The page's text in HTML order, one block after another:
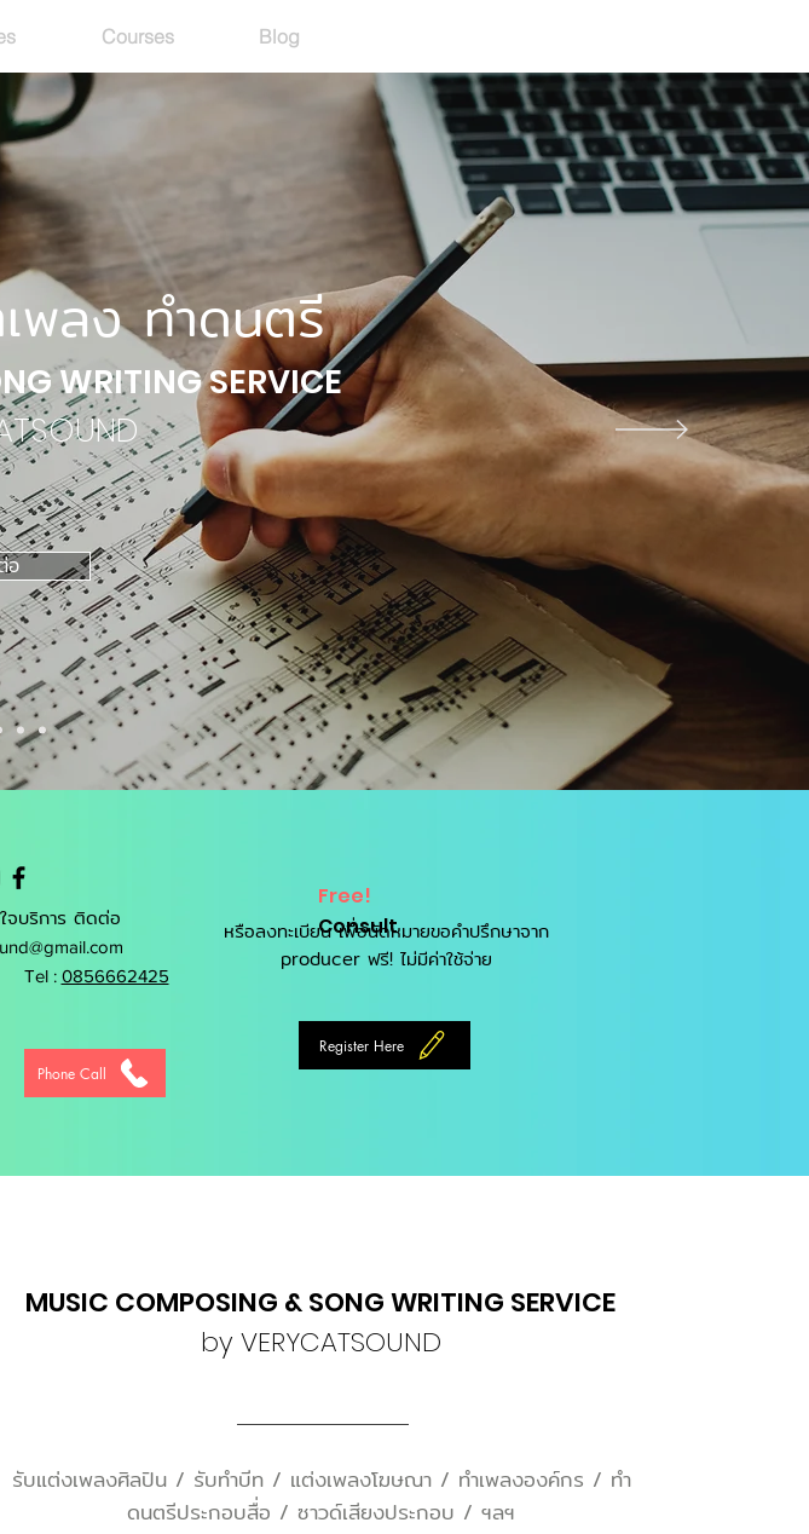
Courses Blog
พลง ทำดนตรี
WRITING SERVICE
อ
จบริการ ติดต่อ
: 0856662425
Phone Call
Free!
Consult
Register Here
หรือลงทะเบียน เพื่อนัดหมายขอคำปรึกษาจาก
producer ฟรี! ไม่มีค่าใช้จ่าย
MUSIC COMPOSING & SONG WRITING SERVICE
by VERYCATSOUND
รับแต่งเพลงศิลปิน / รับทำบีท / แต่งเพลงโฆษณา / ทำเพลงองค์กร / ทำ
ดนตรีประกอบสื่อ / ซาวด์เสียงประกอบ / ฯลฯ